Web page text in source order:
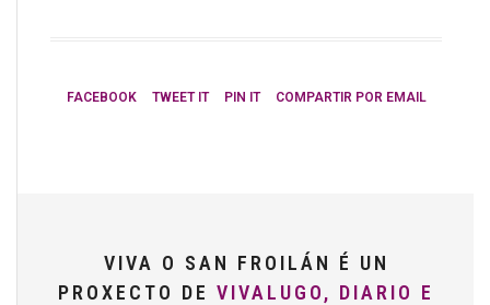
FACEBOOK TWEET IT PIN IT COMPARTIR POR EMAIL
VIVA O SAN FROILÁN É UN
PROXECTO DE VIVALUGO, DIARIO E